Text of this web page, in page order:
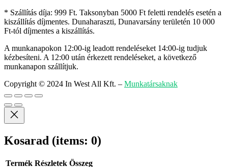
* Szállítás díja: 999 Ft. Taksonyban 5000 Ft feletti rendelés esetén a
kiszállítás díjmentes. Dunaharaszti, Dunavarsány területén 10 000
Ft-tól díjmentes a kiszállítás.
A munkanapokon 12:00-ig leadott rendeléseket 14:00-ig tudjuk
kézbesíteni. A 12:00 után érkezett rendeléseket, a következő
munkanapon szállítjuk.
Copyright © 2024 In West All Kft. – Munkatársaknak
Kosarad (items: 0)
Termék Részletek Összeg